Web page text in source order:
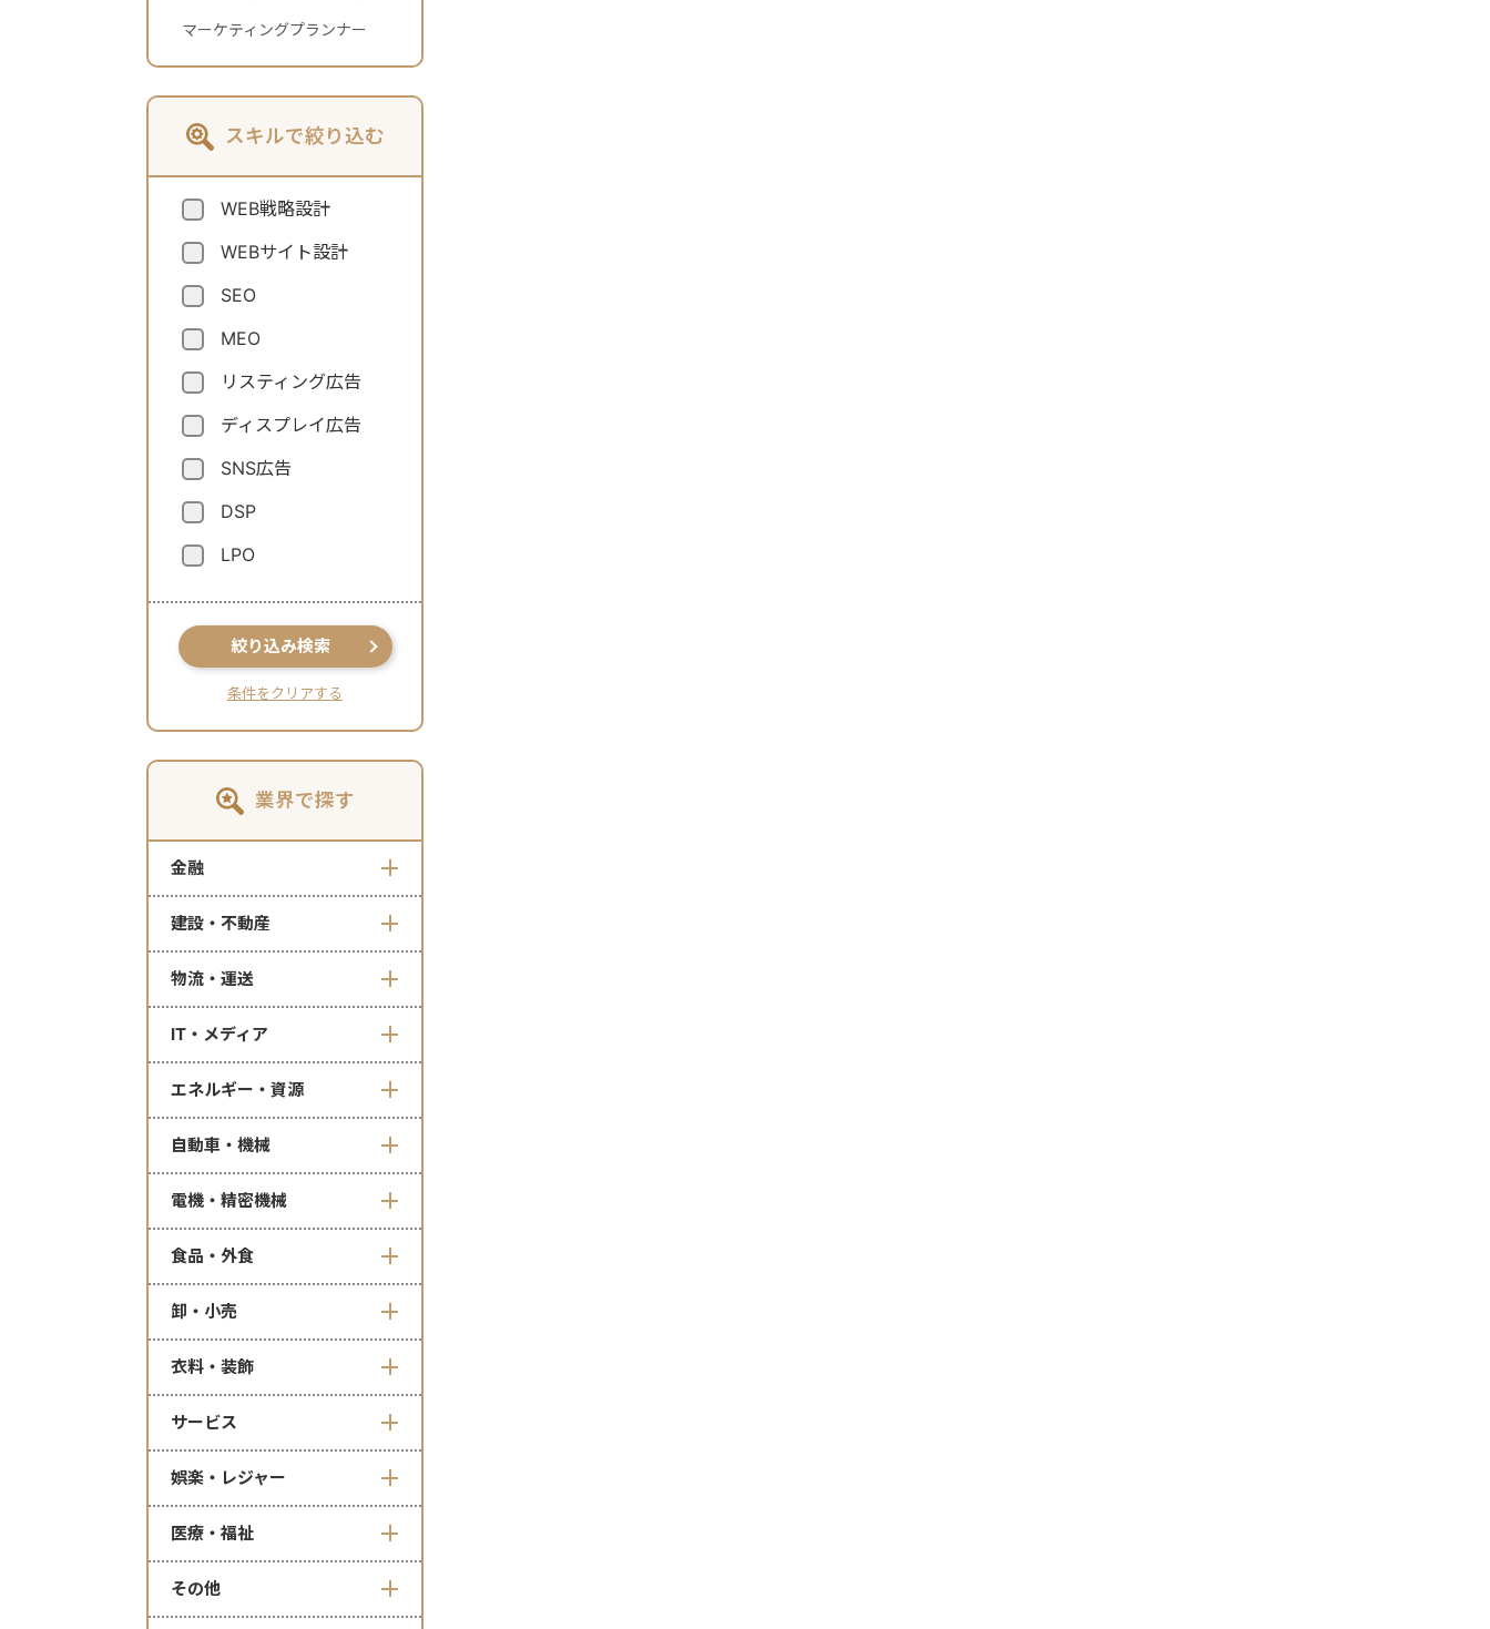
マーケティングプランナー
スキルで絞り込む
WEB戦略設計
WEBサイト設計
SEO
MEO
リスティング広告
ディスプレイ広告
SNS広告
DSP
LPO
絞り込み検索
条件をクリアする
業界で探す
金融
建設・不動産
物流・運送
IT・メディア
エネルギー・資源
自動車・機械
電機・精密機械
食品・外食
卸・小売
衣料・装飾
サービス
娯楽・レジャー
医療・福祉
その他